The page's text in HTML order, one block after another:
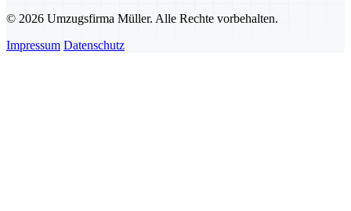
© 2026 Umzugsfirma Müller. Alle Rechte vorbehalten.
Impressum Datenschutz